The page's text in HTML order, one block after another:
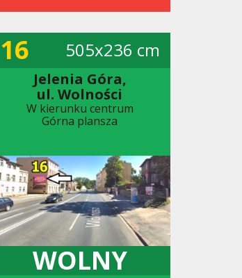
16 505x236 cm
Jelenia Góra,
ul. Wolności
W kierunku centrum
Górna plansza
WOLNY